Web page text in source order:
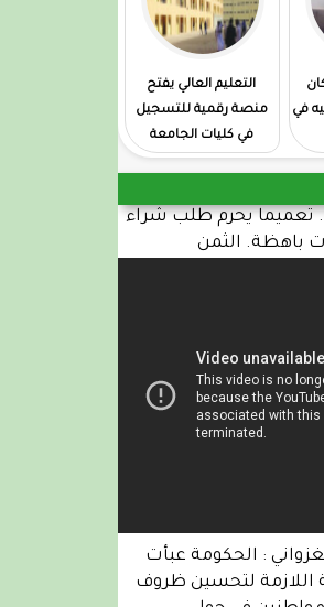
في
التعليم العالي يفتح
منصة رقمية للتسجيل
في كليات الجامعة
تعميما يحرم طلب شراء
باهظة. الثمن
: الحكومة عبأت
اللازمة لتحسين ظروف